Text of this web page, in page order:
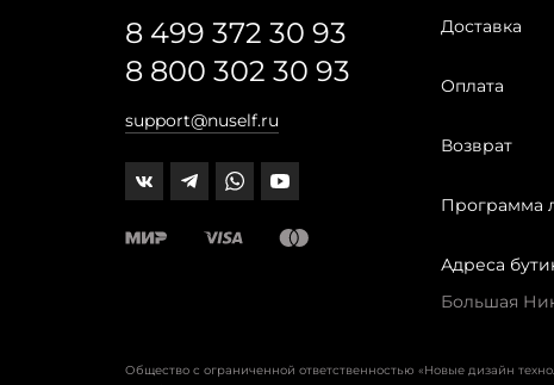
8 499 372 30 93
8 800 302 30 93
support@nuself.ru
Доставка
Оплата
Возврат
Программа
Адреса
Большая
Общество с ограниченной ответственностью «Новые дизайн